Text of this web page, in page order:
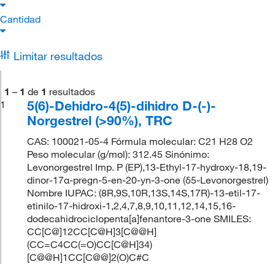
Cantidad
Limitar resultados
1 – 1 de 1 resultados
1
5(6)-Dehidro-4(5)-dihidro D-(-)-
Norgestrel (>90%), TRC
CAS: 100021-05-4 Fórmula molecular: C21 H28 O2
Peso molecular (g/mol): 312.45 Sinónimo:
Levonorgestrel Imp. P (EP),13-Ethyl-17-hydroxy-18,19-
dinor-17α-pregn-5-en-20-yn-3-one (δ5-Levonorgestrel)
Nombre IUPAC: (8R,9S,10R,13S,14S,17R)-13-etil-17-
etinilo-17-hidroxi-1,2,4,7,8,9,10,11,12,14,15,16-
dodecahidrociclopenta[a]fenantore-3-one SMILES:
CC[C@]12CC[C@H]3[C@@H]
(CC=C4CC(=O)CC[C@H]34)
[C@@H]1CC[C@@]2(O)C#C